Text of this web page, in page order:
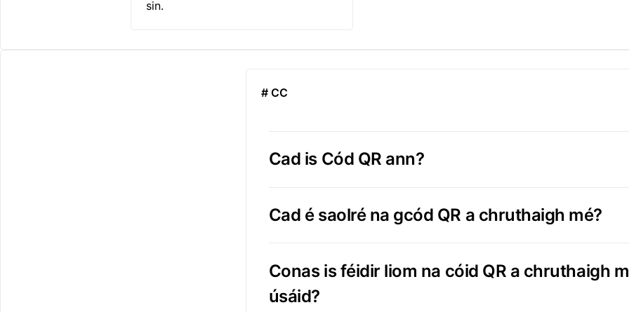
sin.
# CC
Cad is Cód QR ann?
Cad é saolré na gcód QR a chruthaigh mé?
Conas is féidir liom na cóid QR a chruthaigh
úsáid?